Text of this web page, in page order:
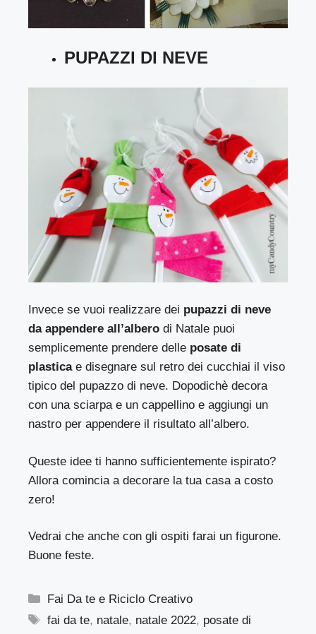
PUPAZZI DI NEVE
Invece se vuoi realizzare dei pupazzi di neve
da appendere all’albero di Natale puoi
semplicemente prendere delle posate di
plasticae disegnare sul retro dei cucchiai il viso
tipico del pupazzo di neve. Dopodichè decora
con una sciarpa e un cappellino e aggiungi un
nastro per appendere il risultato all’albero.
Queste idee ti hanno sufficientemente ispirato?
Allora comincia a decorare la tua casa a costo
zero!
Vedrai che anche con gli ospiti farai un figurone.
Buone feste.
Categorie
Fai Da te e Riciclo Creativo
Tag
fai da te, natale, natale 2022, posate di